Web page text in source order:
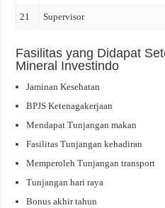
21 Supervisor
Fasilitas yang Didapat
Mineral Investindo
Jaminan Kesehatan
BPJS Ketenagakerjaan
Mendapat Tunjangan makan
Fasilitas Tunjangan kehadiran
Memperoleh Tunjangan transport
Tunjangan hari raya
Bonus akhir tahun